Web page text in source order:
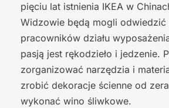
pięciu lat istnienia IKEA w
Widzowie będą mogli
pracowników działu
pasją jest rękodzieło i jedzenie.
zorganizować narzędzia i
zrobić dekoracje ścienne od
wykonać wino śliwkowe.